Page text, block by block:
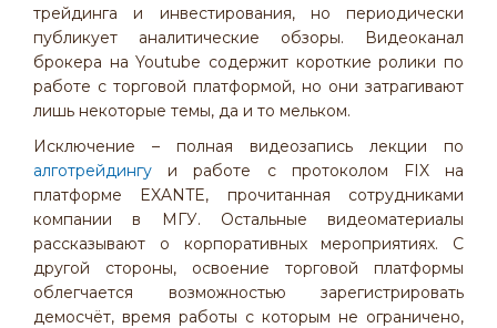
трейдинга и инвестирования, но периодически
публикует аналитические обзоры. Видеоканал
брокера на Youtube содержит короткие ролики по
работе с торговой платформой, но они затрагивают
лишь некоторые темы, да и то мельком.
Исключение – полная видеозапись лекции по
алготрейдингу и работе с протоколом FIX на
платформе EXANTE, прочитанная сотрудниками
компании в МГУ. Остальные видеоматериалы
рассказывают о корпоративных мероприятиях. С
другой стороны, освоение торговой платформы
облегчается возможностью зарегистрировать
демосчёт, время работы с которым не ограничено,